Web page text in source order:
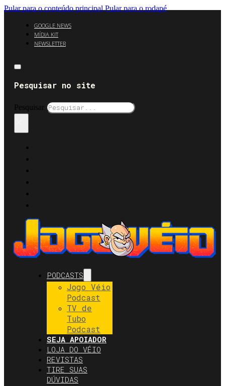
Pular para o conteúdo principal Pular para o rodapé
GOOGLE NEWS
MÍDIA KIT
NEWSLETTER
Pesquisar no site
Pesquisar
PODCASTS
Jogo Véio
Podcast
TV de
Tubo
Podcast
SEJA APOIADOR
LOJA DO VÉIO
REVISTAS
TIRE SUAS
DÚVIDAS